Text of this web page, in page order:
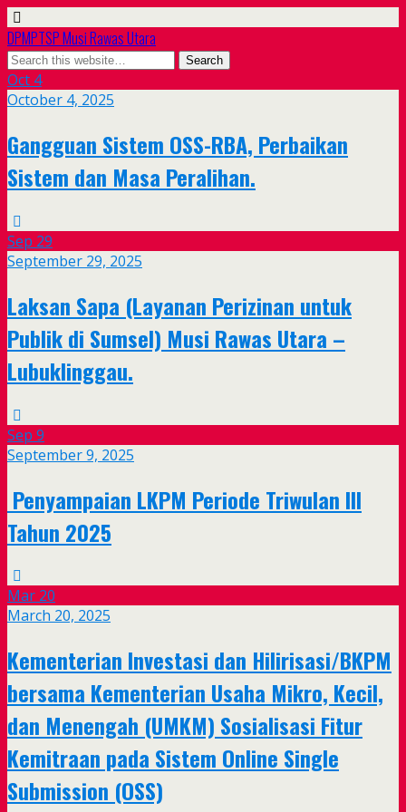
DPMPTSP Musi Rawas Utara
Oct 4
October 4, 2025
Gangguan Sistem OSS-RBA, Perbaikan
Sistem dan Masa Peralihan.
Sep 29
September 29, 2025
Laksan Sapa (Layanan Perizinan untuk
Publik di Sumsel) Musi Rawas Utara –
Lubuklinggau.
Sep 9
September 9, 2025
Penyampaian LKPM Periode Triwulan III
Tahun 2025
Mar 20
March 20, 2025
Kementerian Investasi dan Hilirisasi/BKPM
bersama Kementerian Usaha Mikro, Kecil,
dan Menengah (UMKM) Sosialisasi Fitur
Kemitraan pada Sistem Online Single
Submission (OSS)